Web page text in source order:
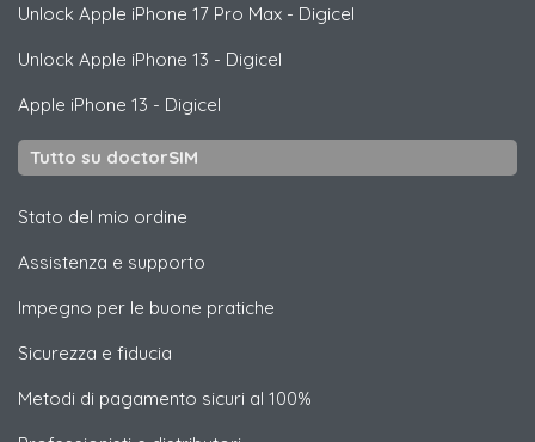
Unlock Apple iPhone 17 Pro Max - Digicel
Unlock Apple iPhone 13 - Digicel
Apple iPhone 13 - Digicel
Tutto su doctorSIM
Stato del mio ordine
Assistenza e supporto
Impegno per le buone pratiche
Sicurezza e fiducia
Metodi di pagamento sicuri al 100%